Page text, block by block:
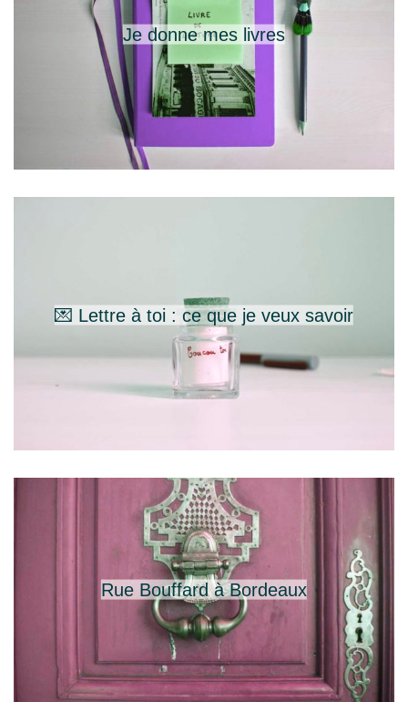
Je donne mes livres
💌 Lettre à toi : ce que je veux savoir
Rue Bouffard à Bordeaux